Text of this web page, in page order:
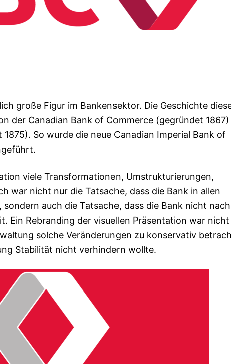
große Figur im Bankensektor. Die Geschichte
der Canadian Bank of Commerce (gegründet
So wurde die neue Canadian Imperial Bank of
viele Transformationen, Umstrukturierungen,
war nicht nur die Tatsache, dass die Bank in allen
auch die Tatsache, dass die Bank nicht
Ein Rebranding der visuellen Präsentation war nicht
solche Veränderungen zu konservativ
Stabilität nicht verhindern wollte.